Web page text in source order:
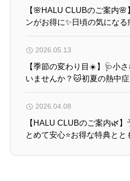
【🌸HALU CLUBのご案内
ンがお得に✨️日頃の気にな
にぜひご相談ください🐱
2026.05.13
【季節の変わり目☀️】🩺小
いませんか？🐱初夏の熱中
ブルにご注意！
2026.04.08
【HALU CLUBのご案内🌿】
とめて安心⭐️お得な特典と